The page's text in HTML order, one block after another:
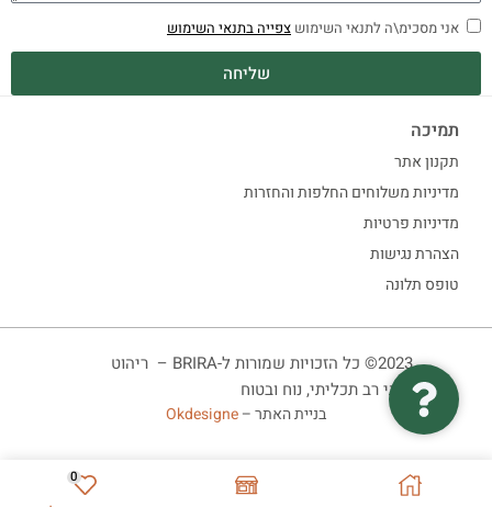
0
אני מסכימ\ה לתנאי השימוש צפייה בתנאי השימוש
שליחה
תמיכה
תקנון אתר
מדיניות משלוחים החלפות והחזרות
מדיניות פרטיות
הצהרת נגישות
טופס תלונה
2023© כל הזכויות שמורות ל-BRIRA – ריהוט
ביתי רב תכליתי, נוח ובטוח
בניית האתר –Okdesigne